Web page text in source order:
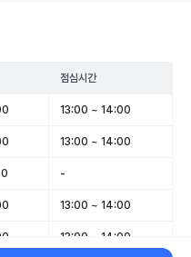
점심시간
13:00 ~ 14:00
13:00 ~ 14:00
-
13:00 ~ 14:00
13:00 ~ 14:00